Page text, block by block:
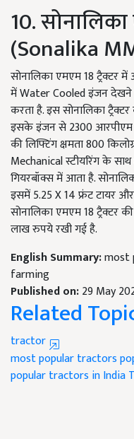
10.
(Sonalika
सोनालिका एमएम 18 ट्रैक्टर
में Water Cooled इंजन देखने
करता है. इस सोनालिका
इसके इंजन से 2300 आरपीएम
की लिफ्टिंग क्षमता 800
Mechanical स्टीयरिंग के
गियरबॉक्स में आता है.
इसमें 5.25 X 14 फ्रंट टायर
सोनालिका एमएम 18
लाख रुपये रखी गई है.
English Summary:most
farming
Published on:29 May
Related
tractor
most popular tractors
popular tractors in India